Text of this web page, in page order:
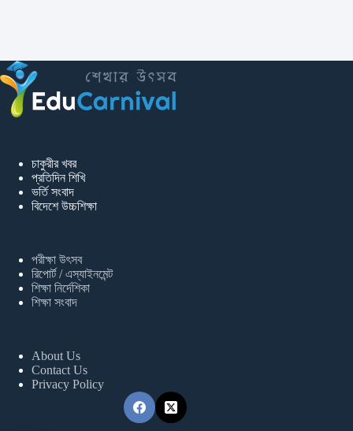
চাকুরীর খবর
প্রতিদিন শিখি
ভর্তি সংবাদ
বিদেশে উচ্চশিক্ষা
পরীক্ষা উৎসব
রিপোর্ট / এস্যাইনমেন্ট
শিক্ষা নির্দেশিকা
শিক্ষা সংবাদ
About Us
Contact Us
Privacy Policy